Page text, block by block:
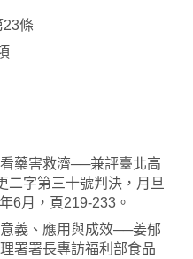
23條
藥害救濟──兼評臺北高
二字第三十號判決，月旦
6月，頁219-233。
義、應用與成效──姜郁
署署長專訪福利部食品